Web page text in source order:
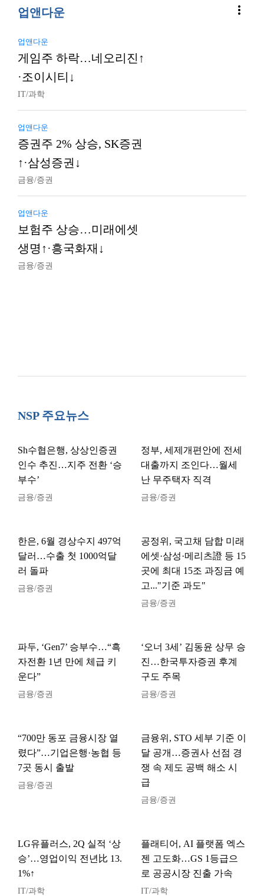
업앤다운 more_vert
업앤다운
게임주 하락…네오리진↑
·조이시티↓
IT/과학
업앤다운
증권주 2% 상승, SK증권
↑·삼성증권↓
금융/증권
업앤다운
보험주 상승…미래에셋
생명↑·흥국화재↓
금융/증권
NSP 주요뉴스
Sh수협은행, 상상인증권
인수 추진…지주 전환 ‘승
부수’
금융/증권
정부, 세제개편안에 전세
대출까지 조인다…월세
난 무주택자 직격
금융/증권
한은, 6월 경상수지 497억
달러…수출 첫 1000억달
러 돌파
금융/증권
공정위, 국고채 담합 미래
에셋·삼성·메리츠證 등 15
곳에 최대 15조 과징금 예
고..."기준 과도"
금융/증권
파두, ‘Gen7’ 승부수…“흑
자전환 1년 만에 체급 키
운다”
금융/증권
‘오너 3세’ 김동윤 상무 승
진…한국투자증권 후계
구도 주목
금융/증권
“700만 동포 금융시장 열
렸다”…기업은행·농협 등
7곳 동시 출발
금융/증권
금융위, STO 세부 기준 이
달 공개…증권사 선점 경
쟁 속 제도 공백 해소 시
급
금융/증권
LG유플러스, 2Q 실적 ‘상
승’…영업이익 전년比 13.
1%↑
IT/과학
플래티어, AI 플랫폼 엑스
젠 고도화…GS 1등급으
로 공공시장 진출 가속
IT/과학